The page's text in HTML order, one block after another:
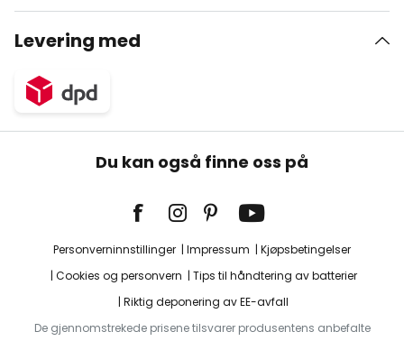
Levering med
Du kan også finne oss på
Personverninnstillinger Impressum
Kjøpsbetingelser
Cookies og personvern
Tips til håndtering av batterier
Riktig deponering av EE-avfall
De gjennomstrekede prisene tilsvarer produsentens anbefalte